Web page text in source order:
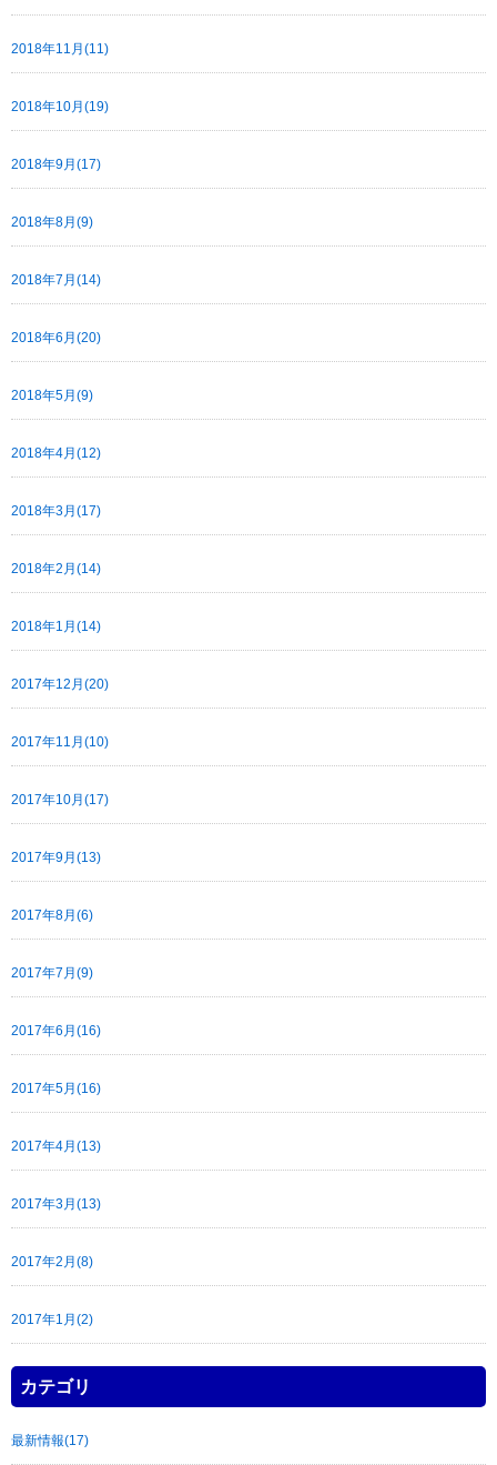
2018年11月(11)
2018年10月(19)
2018年9月(17)
2018年8月(9)
2018年7月(14)
2018年6月(20)
2018年5月(9)
2018年4月(12)
2018年3月(17)
2018年2月(14)
2018年1月(14)
2017年12月(20)
2017年11月(10)
2017年10月(17)
2017年9月(13)
2017年8月(6)
2017年7月(9)
2017年6月(16)
2017年5月(16)
2017年4月(13)
2017年3月(13)
2017年2月(8)
2017年1月(2)
カテゴリ
最新情報(17)